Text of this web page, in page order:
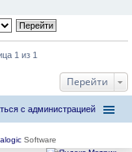
1 из 1
Перейти
с администрацией
Software